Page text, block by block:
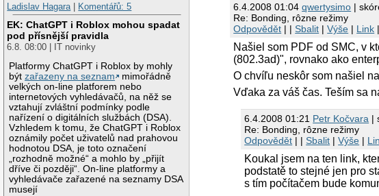
Ladislav Hagara| Komentářů: 5
EK: ChatGPT i Roblox mohou spadat
pod přísnější pravidla
6.8. 08:00 | IT novinky
Platformy ChatGPT i Roblox by mohly
býtzařazeny na seznam
mimořádně
velkých on-line platforem nebo
internetových vyhledávačů, na něž se
vztahují zvláštní podmínky podle
nařízení o digitálních službách (DSA).
Vzhledem k tomu, že ChatGPT i Roblox
oznámily počet uživatelů nad prahovou
hodnotou DSA, je toto označení
„rozhodně možné“ a mohlo by „přijít
dříve či později“. On-line platformy a
vyhledávače zařazené na seznamy DSA
musejí
6.4.2008 01:04qwertysimo |
Re: Bonding, rôzne režimy
Odpovědět | |Sbalit |Výše | Link |
Našiel som PDF od SMC, v
(802.3ad)", rovnako ako
O chvíľu neskôr som našiel
Vďaka za váš čas. Teším sa
6.4.2008 01:21 Petr Kočvara |
Re: Bonding, rôzne režimy
Odpovědět | |Sbalit |Výše |
Koukal jsem na ten link,
podstatě to stejné jen pro
s tím počítačem bude